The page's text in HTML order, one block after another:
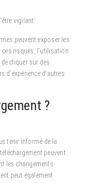
vigilant.
peuvent exposer les
risques, l’utilisation
cliquer sur des
d’autres
?
tenir informé de la
peuvent
les changements
peut également